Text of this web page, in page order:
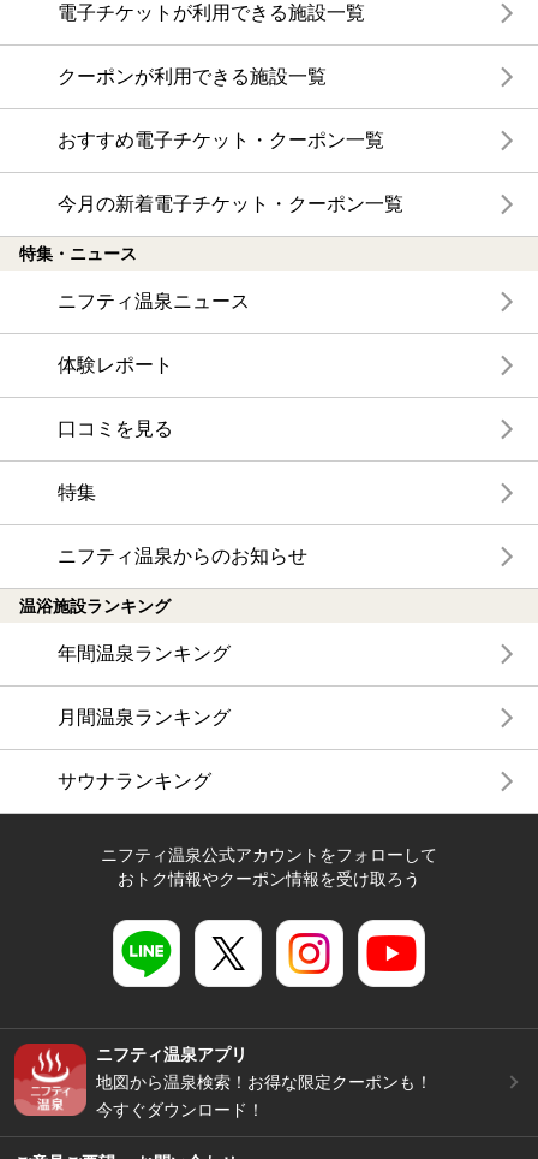
電子チケットが利用できる施設一覧
クーポンが利用できる施設一覧
おすすめ電子チケット・クーポン一覧
今月の新着電子チケット・クーポン一覧
特集・ニュース
ニフティ温泉ニュース
体験レポート
口コミを見る
特集
ニフティ温泉からのお知らせ
温浴施設ランキング
年間温泉ランキング
月間温泉ランキング
サウナランキング
ニフティ温泉公式アカウントをフォローして
おトク情報やクーポン情報を受け取ろう
ニフティ温泉アプリ
地図から温泉検索！お得な限定クーポンも！
今すぐダウンロード！